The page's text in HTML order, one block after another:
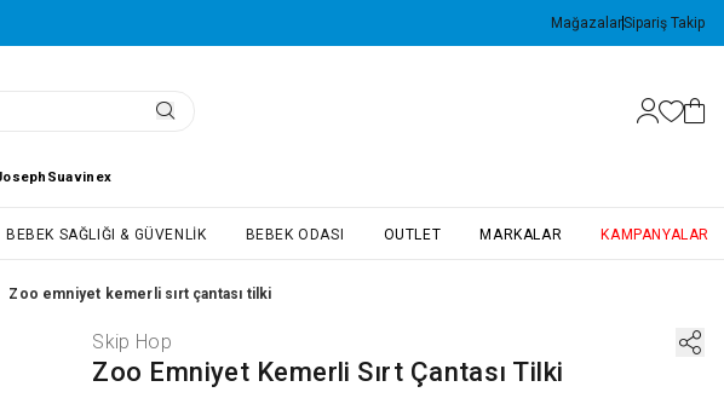
MağazalarSipariş Takip
Suavinex
BEBEK SAĞLIĞI & GÜVENLIK BEBEK ODASI OUTLET MARKALAR KAMPANYALAR
Zoo emniyet kemerli sırt çantası tilki
Skip Hop
Zoo Emniyet Kemerli Sırt Çantası Tilki